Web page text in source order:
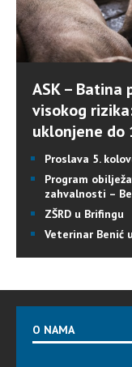
ASK – Batina
visokog
uklonjene do
Proslava 5.
Program
zahvalnosti –
ZŠRD u Brifingu
Veterinar Benić
O NAMA